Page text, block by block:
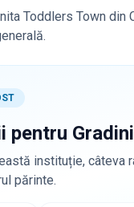
Toddlers Town
pentru
instituție, câteva
părinte.